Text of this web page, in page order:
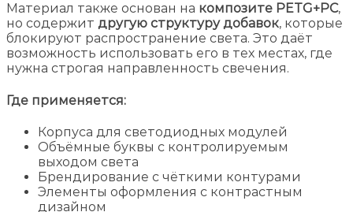
Материал также основан на композите PETG+PC,
но содержит другую структуру добавок, которые
блокируют распространение света. Это даёт
возможность использовать его в тех местах, где
нужна строгая направленность свечения.
Где применяется:
Корпуса для светодиодных модулей
Объёмные буквы с контролируемым
выходом света
Брендирование с чёткими контурами
Элементы оформления с контрастным
дизайном